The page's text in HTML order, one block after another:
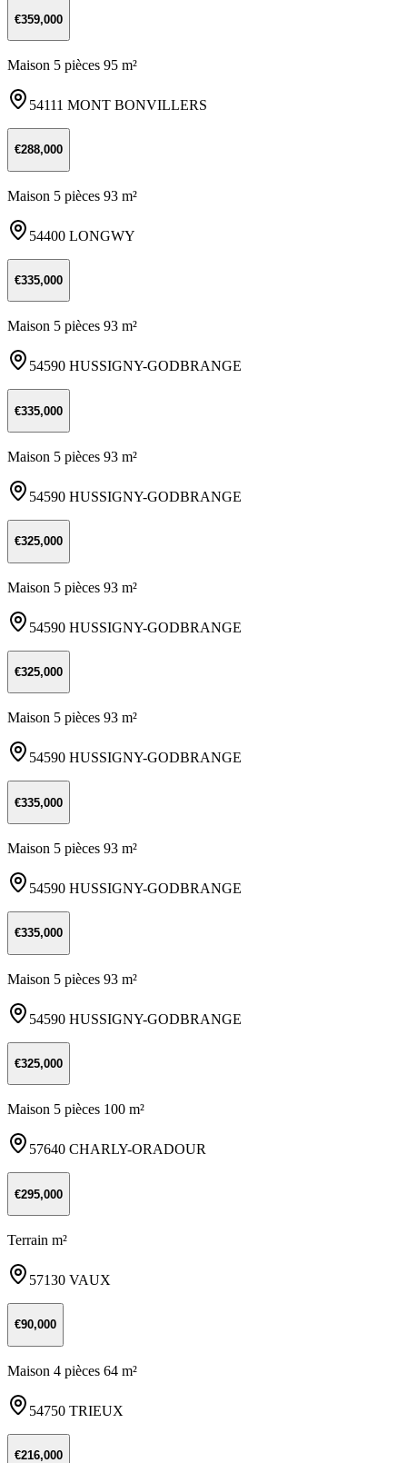
€359,000
Maison 5 pièces 95 m²
54111 MONT BONVILLERS
€288,000
Maison 5 pièces 93 m²
54400 LONGWY
€335,000
Maison 5 pièces 93 m²
54590 HUSSIGNY-GODBRANGE
€335,000
Maison 5 pièces 93 m²
54590 HUSSIGNY-GODBRANGE
€325,000
Maison 5 pièces 93 m²
54590 HUSSIGNY-GODBRANGE
€325,000
Maison 5 pièces 93 m²
54590 HUSSIGNY-GODBRANGE
€335,000
Maison 5 pièces 93 m²
54590 HUSSIGNY-GODBRANGE
€335,000
Maison 5 pièces 93 m²
54590 HUSSIGNY-GODBRANGE
€325,000
Maison 5 pièces 100 m²
57640 CHARLY-ORADOUR
€295,000
Terrain m²
57130 VAUX
€90,000
Maison 4 pièces 64 m²
54750 TRIEUX
€216,000